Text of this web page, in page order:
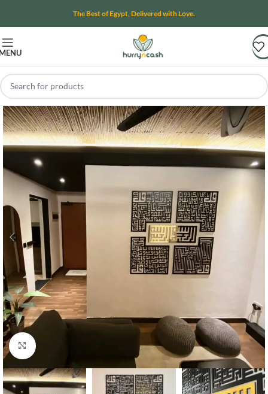
The Best of Egypt, Delivered with Love.
Click to enlarge